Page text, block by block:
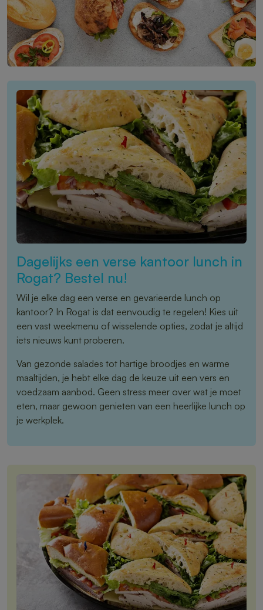
Dagelijks een verse kantoor lunch in
Rogat? Bestel nu!
Wil je elke dag een verse en gevarieerde lunch op
kantoor? In Rogat is dat eenvoudig te regelen! Kies uit
een vast weekmenu of wisselende opties, zodat je altijd
iets nieuws kunt proberen.
Van gezonde salades tot hartige broodjes en warme
maaltijden, je hebt elke dag de keuze uit een vers en
voedzaam aanbod. Geen stress meer over wat je moet
eten, maar gewoon genieten van een heerlijke lunch op
je werkplek.